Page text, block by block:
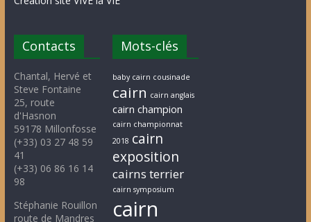
Contacts
Chantal, Hervé et
Steve Fontaine
25, route
d'Hasnon
59178 Millonfosse
(+33) 03 27 48 59
41
(+33) 06 86 16 14
98
Stéphanie Rouillon
route de Mandres
Mots-clés
baby cairn cousinade
cairn cairn anglais
cairn champion
cairn championnat
2018 cairn
exposition
cairns terrier
cairn symposium
cairn